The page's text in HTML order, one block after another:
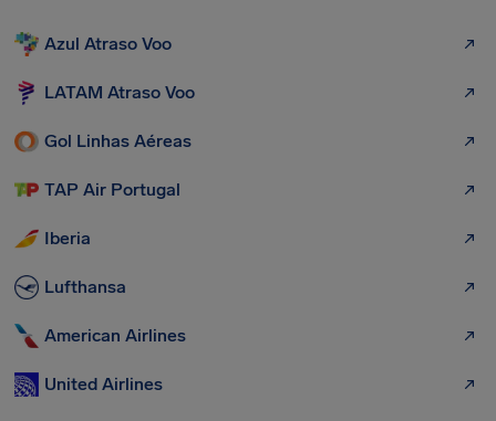
Azul Atraso Voo
LATAM Atraso Voo
Gol Linhas Aéreas
TAP Air Portugal
Iberia
Lufthansa
American Airlines
United Airlines